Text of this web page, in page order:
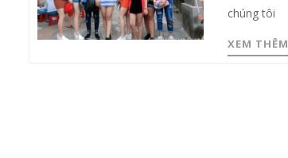
chúng tôi
XEM THÊM